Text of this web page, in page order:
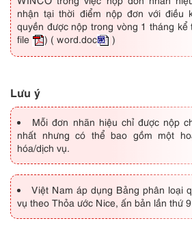
nhận tại thời điểm nộp đơn với điều
quyền được nộp trong vòng 1 tháng kể
file
) ( word.doc )
Lưu ý
Mỗi đơn nhãn hiệu chỉ được nộp
nhất nhưng có thể bao gồm một
hóa/dịch vụ.
Việt Nam áp dụng Bảng phân loại
vụ theo Thỏa ước Nice, ấn bản lần thứ